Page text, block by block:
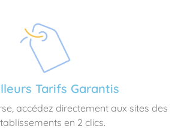
Tarifs Garantis
accédez directement aux sites des
en 2 clics.